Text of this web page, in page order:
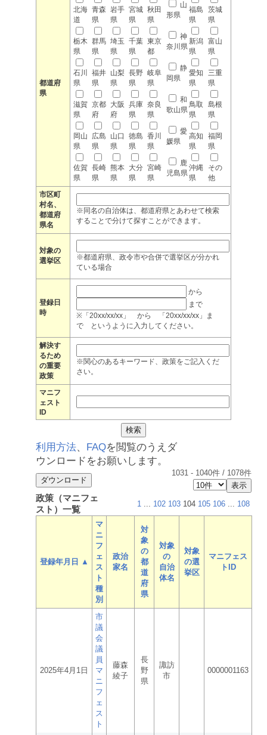
都道府
県
北海
道
青森
県
岩手
県
宮城
県
秋田
県
山
形県
福島
県
茨城
県
栃木
県
群馬
県
埼玉
県
千葉
県
東京
都
神
奈川県
新潟
県
富山
県
石川
県
福井
県
山梨
県
長野
県
岐阜
県
静
岡県
愛知
県
三重
県
滋賀
県
京都
府
大阪
府
兵庫
県
奈良
県
和
歌山県
鳥取
県
島根
県
岡山
県
広島
県
山口
県
徳島
県
香川
県
愛
媛県
高知
県
福岡
県
佐賀
県
長崎
県
熊本
県
大分
県
宮崎
県
鹿
児島県
沖縄
県
その
他
市区町
村名、
都道府
県名
※同名の自治体は、都道府県とあわせて検索
することで分けて探すことができます。
対象の
選挙区
※都道府県、政令市や合併で選挙区が分かれ
ている場合
登録日
時
から
まで
※「20xx/xx/xx」 から 「20xx/xx/xx」ま
で というように入力してください。
解決す
るため
の重要
政策
※関心のあるキーワード、政策をご記入くだ
さい。
マニフ
ェスト
ID
利用方法、 FAQを閲覧のうえダ
ウンロードをお願いします。
1031 - 1040件 / 1078件
政策（マニフェ
スト）一覧
1 ... 102 103 104 105 106 ... 108
登録年月日 ▲
マ
ニ
フ
ェ
ス
ト
種
別
政治
家名
対
象
の
都
道
府
県
対象
の
自治
体名
対象
の選
挙区
マニフェス
トID
2025年4月1日
市
議
会
議
員
マ
ニ
フ
ェ
ス
ト
藤森
綾子
長
野
県
諏訪
市
0000001163